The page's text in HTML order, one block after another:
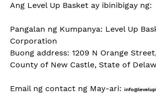
Ang Level Up Basket ay ibinibigay ng:
Pangalan ng Kumpanya: Level Up
Corporation
Buong address: 1209 N Orange
County of New Castle, State of
Email ng contact ng May-ari: